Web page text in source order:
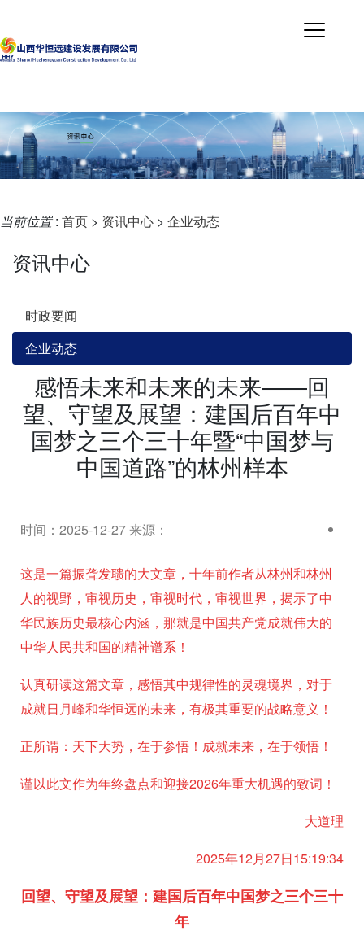
当前位置: 首页 > 资讯中心 > 企业动态
资讯中心
时政要闻
企业动态
感悟未来和未来的未来——回
望、守望及展望：建国后百年中
国梦之三个三十年暨“中国梦与
中国道路”的林州样本
时间：2025-12-27来源：
这是一篇振聋发聩的大文章，十年前作者从林州和林州
人的视野，审视历史，审视时代，审视世界，揭示了中
华民族历史最核心内涵，那就是中国共产党成就伟大的
中华人民共和国的精神谱系！
认真研读这篇文章，感悟其中规律性的灵魂境界，对于
成就日月峰和华恒远的未来，有极其重要的战略意义！
正所谓：天下大势，在于参悟！成就未来，在于领悟！
谨以此文作为年终盘点和迎接2026年重大机遇的致词！
大道理
2025年12月27日15:19:34
回望、守望及展望：建国后百年中国梦之三个三十
年